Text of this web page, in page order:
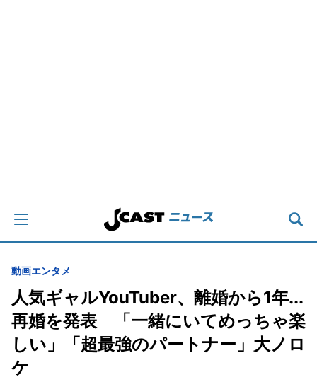
動画エンタメ
人気ギャルYouTuber、離婚から1年...
再婚を発表 「一緒にいてめっちゃ楽
しい」「超最強のパートナー」大ノロ
ケ